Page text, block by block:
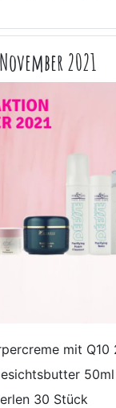
2021
mit Q10
50ml
30 Stück